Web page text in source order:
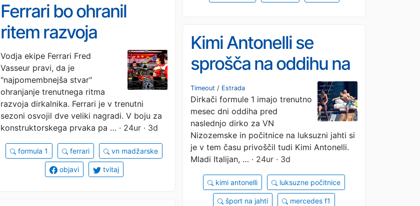
Ferrari bo ohranil
ritem razvoja
dirkalnika
Vodja ekipe Ferrari Fred
Vasseur pravi, da je
"najpomembnejša stvar"
ohranjanje trenutnega ritma
razvoja dirkalnika. Ferrari je v trenutni
sezoni osvojil dve veliki nagradi. V boju za
konstruktorskega prvaka pa … · 24ur · 3d
formula 1 ferrari vn madžarske
objavi tvitaj
Kimi Antonelli se
sprošča na oddihu na
Sardiniji
Timeout / Estrada
Dirkači formule 1 imajo trenutno
mesec dni oddiha pred
naslednjo dirko za VN
Nizozemske in počitnice na luksuzni jahti si
je v tem času privoščil tudi Kimi Antonelli.
Mladi Italijan, … · 24ur · 3d
kimi antonelli luksuzne počitnice
šport na jahti mercedes f1